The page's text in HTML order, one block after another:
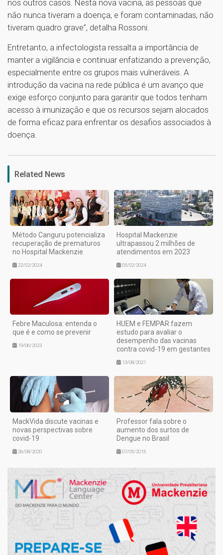
nos outros casos. Nesta nova vacina, as pessoas que
não nunca tiveram a doença, e foram contaminadas, não
tiveram quadro grave”, detalha Rossoni.
Entretanto, a infectologista ressalta a importância de
manter a vigilância e continuar enfatizando a prevenção,
especialmente entre os grupos mais vulneráveis. A
introdução da vacina na rede pública é um avanço que
exige esforço conjunto para garantir que todos tenham
acesso à imunização e que os recursos sejam alocados
de forma eficaz para enfrentar os desafios associados à
doença.
Related News
Método Canguru potencializa
recuperação de prematuros
no Hospital Mackenzie
22/02/2024
Hospital Mackenzie
ultrapassou 2 milhões de
atendimentos em 2023
05/02/2024
Febre Maculosa: entenda o
que é e como se prevenir
19/06/2023
HUEM e FEMPAR fazem
estudo para avaliar o
desempenho das vacinas
contra covid-19 em gestantes
13/08/2021
MackVida discute vacinas e
novas perspectivas sobre
covid-19
26/08/2020
Professor fala sobre o
aumento dos surtos de
Dengue no Brasil
07/05/2015